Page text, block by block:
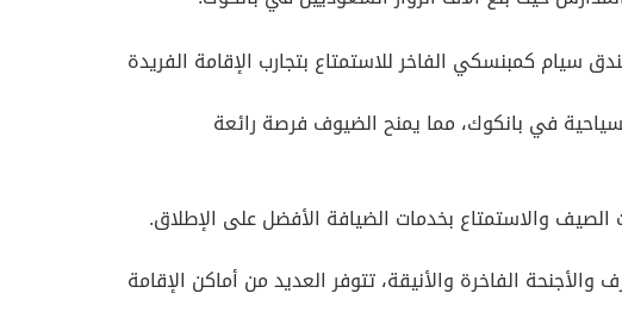
كمبنسكي بانكوك بزوار المملكة العربية السعودية لقضاء اجازة فصل الصيف 2026 في فندق سيام كمبنسكي الفاخر للاستمتاع بتجارب الإقامة الفريدة
في بانكوك، مما يمنح الضيوف فرصة رائعة
والاستمتاع بخدمات الضيافة الأفضل على الإطلاق.
الفاخرة والأنيقة، تتوفر العديد من أماكن الإقامة